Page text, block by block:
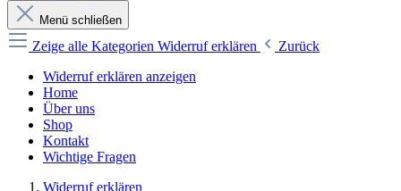
Menü schließen
Zeige alle Kategorien Widerruf erklären
Zurück
Widerruf erklären anzeigen
Home
Über uns
Shop
Kontakt
Wichtige Fragen
Widerruf erklären